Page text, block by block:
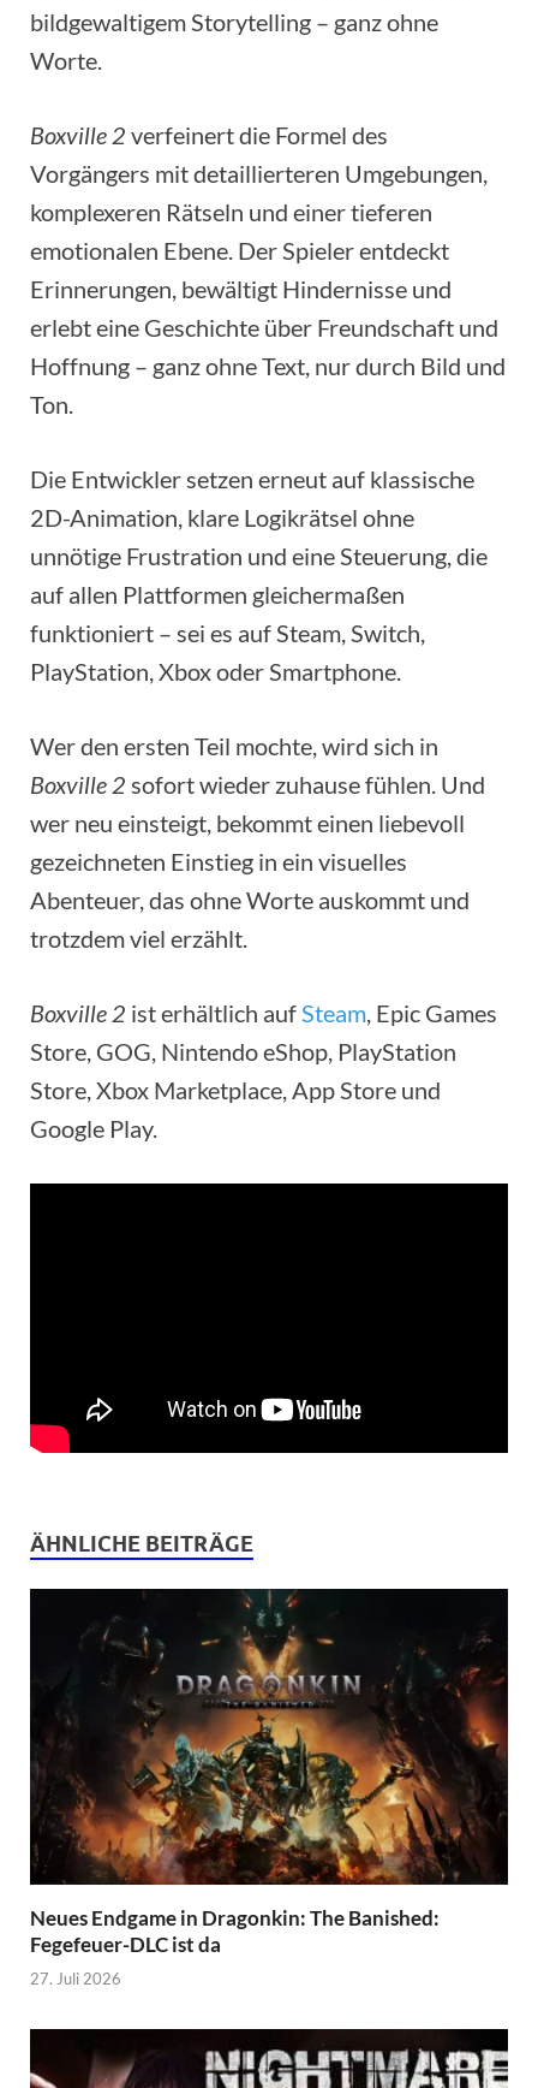
bildgewaltigem Storytelling – ganz ohne
Worte.
Boxville 2 verfeinert die Formel des
Vorgängers mit detaillierteren Umgebungen,
komplexeren Rätseln und einer tieferen
emotionalen Ebene. Der Spieler entdeckt
Erinnerungen, bewältigt Hindernisse und
erlebt eine Geschichte über Freundschaft und
Hoffnung – ganz ohne Text, nur durch Bild und
Ton.
Die Entwickler setzen erneut auf klassische
2D-Animation, klare Logikrätsel ohne
unnötige Frustration und eine Steuerung, die
auf allen Plattformen gleichermaßen
funktioniert – sei es auf Steam, Switch,
PlayStation, Xbox oder Smartphone.
Wer den ersten Teil mochte, wird sich in
Boxville 2 sofort wieder zuhause fühlen. Und
wer neu einsteigt, bekommt einen liebevoll
gezeichneten Einstieg in ein visuelles
Abenteuer, das ohne Worte auskommt und
trotzdem viel erzählt.
Boxville 2 ist erhältlich aufSteam, Epic Games
Store, GOG, Nintendo eShop, PlayStation
Store, Xbox Marketplace, App Store und
Google Play.
ÄHNLICHE BEITRÄGE
Neues Endgame in Dragonkin: The Banished:
Fegefeuer-DLC ist da
27. Juli 2026